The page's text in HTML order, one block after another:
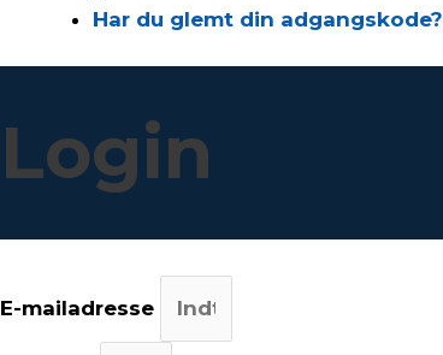
Har du glemt din adgangskode?
Login
E-mailadresse